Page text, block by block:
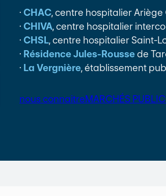
· CHAC, centre hospitalier Ariège
· CHIVA, centre hospitalier
· CHSL, centre hospitalier Saint-
· Résidence Jules-Roussede
· La Vergnière, établissement
nous connaitreMARCHÉS